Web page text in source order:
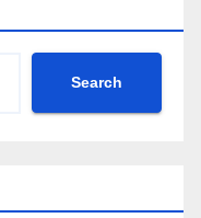
Search